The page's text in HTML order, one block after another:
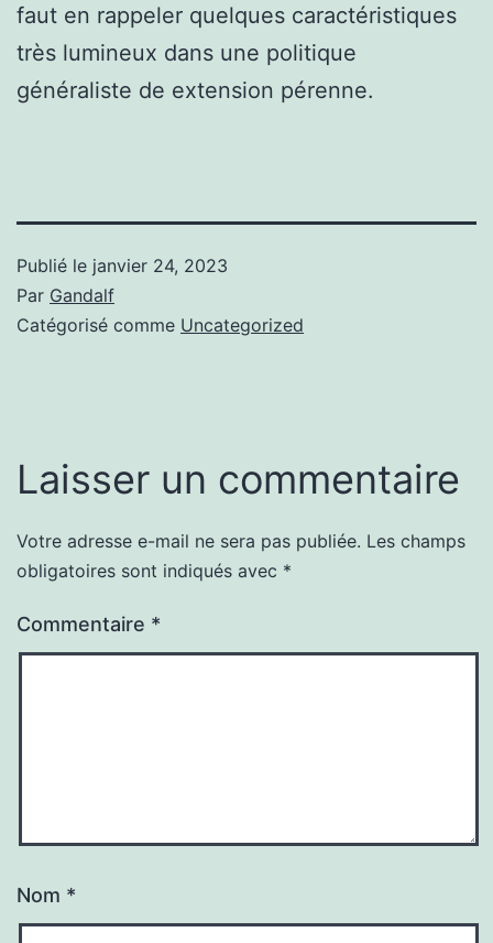
faut en rappeler quelques caractéristiques
très lumineux dans une politique
généraliste de extension pérenne.
Publié le janvier 24, 2023
Par Gandalf
Catégorisé comme Uncategorized
Laisser un commentaire
Votre adresse e-mail ne sera pas publiée. Les champs
obligatoires sont indiqués avec *
Commentaire *
Nom *